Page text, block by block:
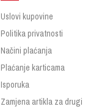
Uslovi kupovine
Politika privatnosti
Načini plaćanja
Plaćanje karticama
Isporuka
Zamjena artikla za drugi